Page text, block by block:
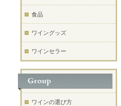
食品
ワイングッズ
ワインセラー
ワインの選び方